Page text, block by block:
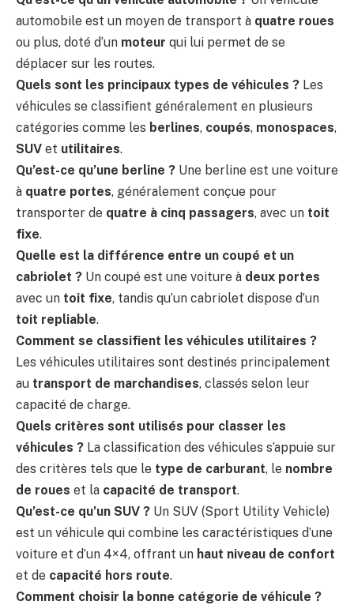
automobile est un moyen de transport à quatre roues
ou plus, doté d’un moteur qui lui permet de se
déplacer sur les routes.
Quels sont les principaux types de véhicules ? Les
véhicules se classifient généralement en plusieurs
catégories comme les berlines, coupés, monospaces,
SUV et utilitaires.
Qu’est-ce qu’une berline ? Une berline est une voiture
à quatre portes, généralement conçue pour
transporter de quatre à cinq passagers, avec un toit
fixe.
Quelle est la différence entre un coupé et un
cabriolet ? Un coupé est une voiture à deux portes
avec un toit fixe, tandis qu’un cabriolet dispose d’un
toit repliable.
Comment se classifient les véhicules utilitaires ?
Les véhicules utilitaires sont destinés principalement
au transport de marchandises, classés selon leur
capacité de charge.
Quels critères sont utilisés pour classer les
véhicules ? La classification des véhicules s’appuie sur
des critères tels que le type de carburant, le nombre
de roues et la capacité de transport.
Qu’est-ce qu’un SUV ? Un SUV (Sport Utility Vehicle)
est un véhicule qui combine les caractéristiques d’une
voiture et d’un 4×4, offrant un haut niveau de confort
et de capacité hors route.
Comment choisir la bonne catégorie de véhicule ?